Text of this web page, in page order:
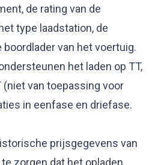
de rating van de
type laadstation, de
boordlader van het voertuig.
het laden op TT,
(niet van toepassing voor
in eenfase en driefase.
prijsgegevens van
zorgen dat het opladen